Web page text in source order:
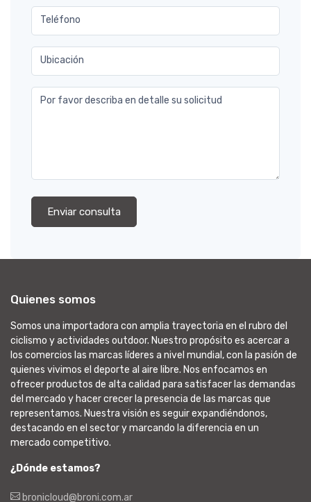
Teléfono
Ubicación
Por favor describa en detalle su solicitud
Enviar consulta
Quienes somos
Somos una importadora con amplia trayectoria en el rubro del
ciclismo y actividades outdoor. Nuestro propósito es acercar a
los comercios las marcas líderes a nivel mundial, con la pasión de
quienes vivimos el deporte al aire libre. Nos enfocamos en
ofrecer productos de alta calidad para satisfacer las demandas
del mercado y hacer crecer la presencia de las marcas que
representamos. Nuestra visión es seguir expandiéndonos,
destacando en el sector y marcando la diferencia en un
mercado competitivo.
¿Dónde estamos?
bronicloud@broni.com.ar